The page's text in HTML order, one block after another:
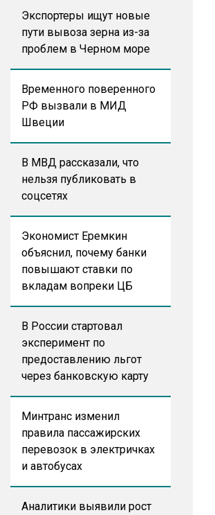
Экспортеры ищут новые
пути вывоза зерна из-за
проблем в Черном море
Временного поверенного
РФ вызвали в МИД
Швеции
В МВД рассказали, что
нельзя публиковать в
соцсетях
Экономист Еремкин
объяснил, почему банки
повышают ставки по
вкладам вопреки ЦБ
В России стартовал
эксперимент по
предоставлению льгот
через банковскую карту
Минтранс изменил
правила пассажирских
перевозок в электричках
и автобусах
Аналитики выявили рост